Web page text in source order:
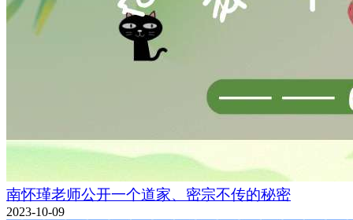
南怀瑾老师公开一个道家、密宗不传的秘密
2023-10-09